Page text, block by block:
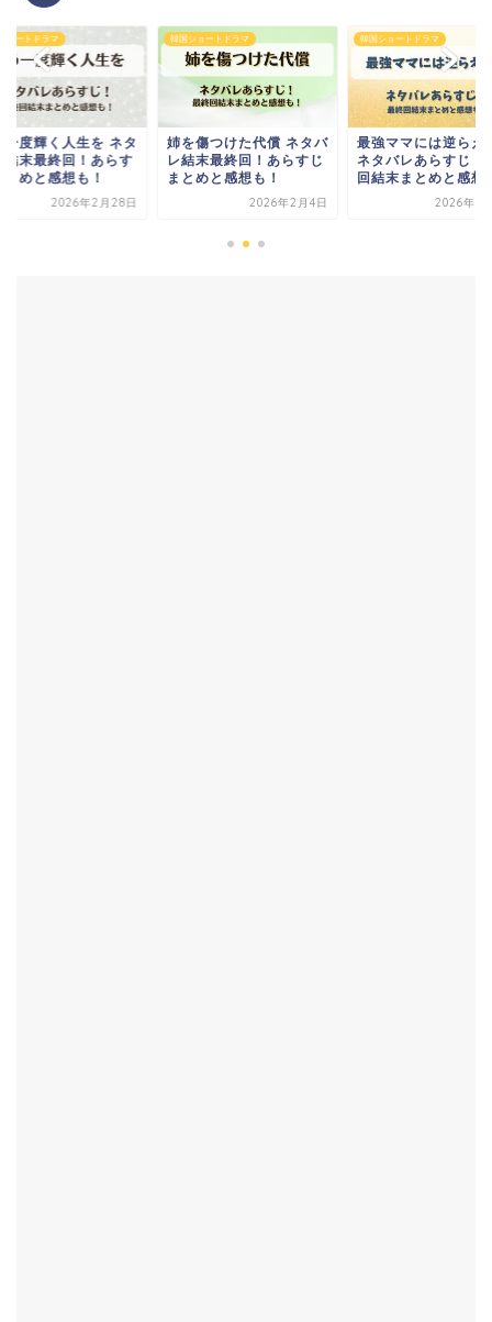
ョートドラマ
傷つけた代償 ネタバ
末最終回！あらすじ
めと感想も！
2026年2月4日
韓国ショートドラマ
最強ママには逆らえない
ネタバレあらすじ！最終
回結末まとめと感想も...
2026年3月14日
韓国ショートドラマ
もう一度輝く人生を
バレ結末最終回！あ
じまとめと感想も！
2026年2